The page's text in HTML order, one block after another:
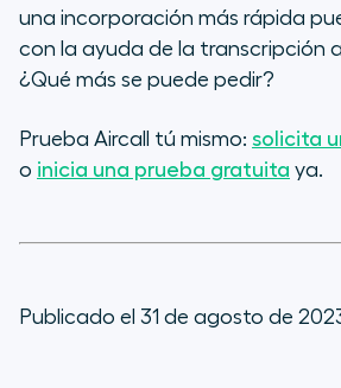
una incorporación más rápida
con la ayuda de la transcripción
¿Qué más se puede pedir?
Prueba Aircall tú mismo: solicita
o inicia una prueba gratuita ya.
Publicado el 31 de agosto de